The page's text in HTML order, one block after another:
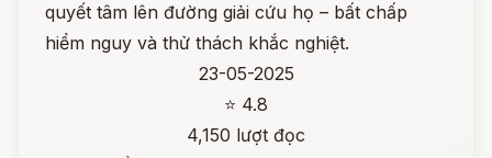
quyết tâm lên đường giải cứu họ – bất chấp
hiểm nguy và thử thách khắc nghiệt.
23-05-2025
⭐ 4.8
4,150 lượt đọc